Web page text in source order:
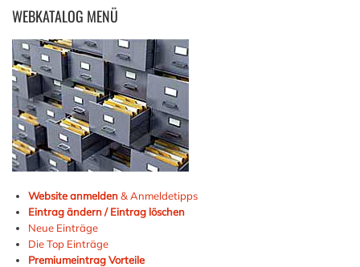
WEBKATALOG MENÜ
Website anmelden& Anmeldetipps
Eintrag ändern / Eintrag löschen
Neue Einträge
Die Top Einträge
Premiumeintrag Vorteile